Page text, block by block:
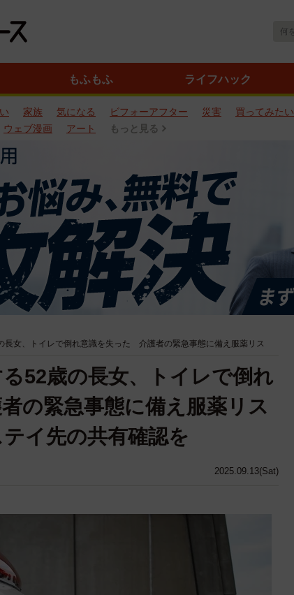
もふもふ ライフハック
家族 気になる ビフォーアフター 災害 買ってみたい
ウェブ漫画 アート もっと見る
長女、トイレで倒れ意識を失った 介護者の緊急事態に備え服薬リス
2025.09.13(Sat)
52歳の長女、トイレで倒れ
の緊急事態に備え服薬リス
イ先の共有確認を